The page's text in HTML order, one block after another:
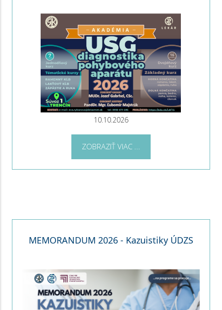
10.10.2026
ZOBRAZIŤ VIAC ...
MEMORANDUM 2026 - Kazuistiky ÚDZS